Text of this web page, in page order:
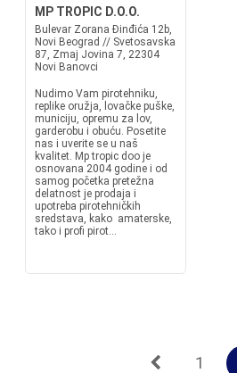
MP TROPIC D.O.O.
Bulevar Zorana Đinđića 12b,
Novi Beograd // Svetosavska
87, Zmaj Jovina 7, 22304
Novi Banovci
Nudimo Vam pirotehniku,
replike oružja, lovačke puške,
municiju, opremu za lov,
garderobu i obuću. Posetite
nas i uverite se u naš
kvalitet. Mp tropic doo je
osnovana 2004 godine i od
samog početka pretežna
delatnost je prodaja i
upotreba pirotehničkih
sredstava, kako amaterske,
tako i profi pirot...
1